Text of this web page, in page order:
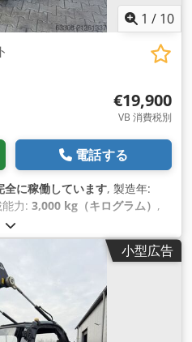
1 / 10
€19,900
VB 消費税別
電話する
全に稼働しています, 製造年:
力: 3,000 kg（キログラム） ,
:1,650 mm
クス, 建設高:2,450 mm, 駆動
小型広告